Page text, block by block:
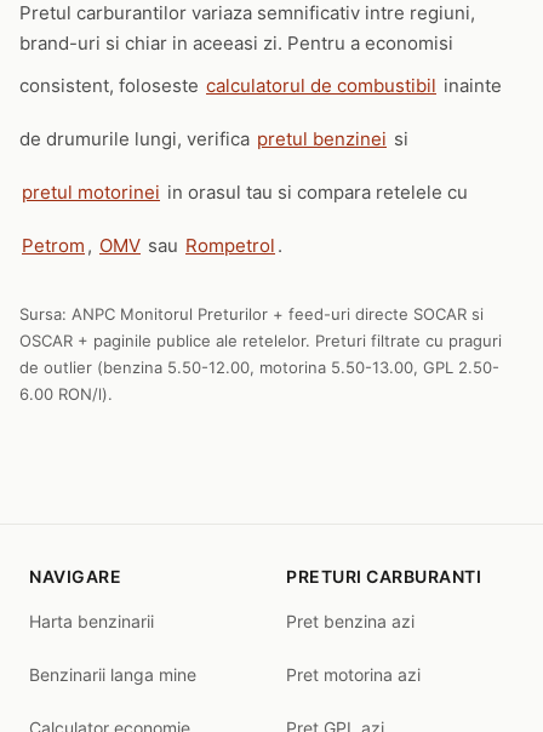
Pretul carburantilor variaza semnificativ intre regiuni,
brand-uri si chiar in aceeasi zi. Pentru a economisi
consistent, foloseste calculatorul de combustibil inainte
de drumurile lungi, verifica pretul benzinei si
pretul motorinei in orasul tau si compara retelele cu
Petrom , OMV sau Rompetrol .
Sursa: ANPC Monitorul Preturilor + feed-uri directe SOCAR si
OSCAR + paginile publice ale retelelor. Preturi filtrate cu praguri
de outlier (benzina 5.50-12.00, motorina 5.50-13.00, GPL 2.50-
6.00 RON/l).
NAVIGARE
Harta benzinarii
Benzinarii langa mine
Calculator economie
PRETURI CARBURANTI
Pret benzina azi
Pret motorina azi
Pret GPL azi